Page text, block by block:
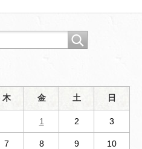
木 金 土 日
1 2 3
7 8 9 10